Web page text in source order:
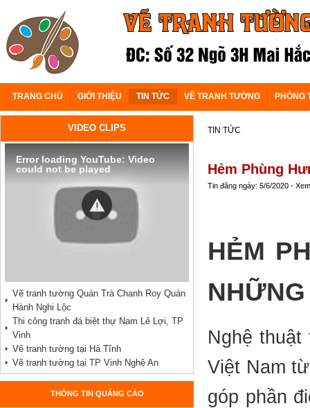
TRANG CHỦ GIỚI THIỆU TIN TỨC VẼ TRANH TƯỜNG PHÒNG
VIDEO CLIPS
Error loading YouTube: Video
could not be played
Vẽ tranh tường Quán Trà Chanh Roy Quán
Hành Nghi Lộc
Thi công tranh đá biệt thự Nam Lê Lợi, TP
Vinh
Vẽ tranh tường tại Hà Tĩnh
Vẽ tranh tường tại TP Vinh Nghệ An
THÔNG TIN QUẢNG CÁO
TIN TỨC
Hẻm Phùng
Tin đăng ngày: 5/6/2020 -
HẺM
Nghệ
Việt Nam
góp phần